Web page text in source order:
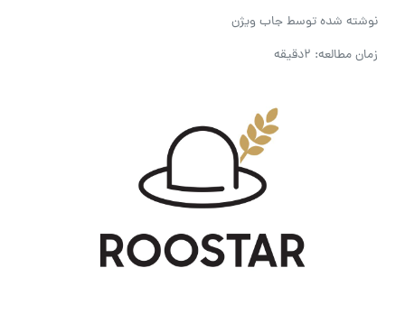
نوشته شده توسطجاب ویژن
زمان مطالعه: 2دقیقه